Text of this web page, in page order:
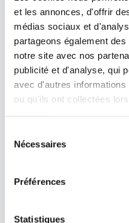
et les annonces, d'offrir
médias sociaux et
partageons également
notre site avec nos
publicité et d'analyse, qui
avec d'autres
ou qu'ils ont collectées
déclaration de protection
Nécessaires
Préférences
Statistiques
24 février 2026
Créativité :